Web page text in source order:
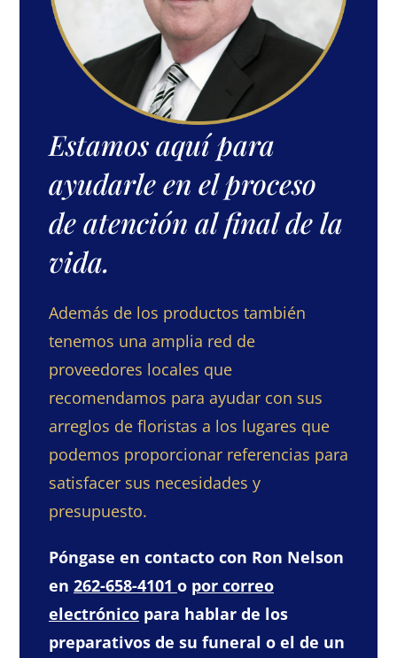
Estamos aquí para
ayudarle en el proceso
de atención al final de la
vida.
Además de los productos también
tenemos una amplia red de
proveedores locales que
recomendamos para ayudar con sus
arreglos de floristas a los lugares que
podemos proporcionar referencias para
satisfacer sus necesidades y
presupuesto.
Póngase en contacto con Ron Nelson
en 262-658-4101 o por correo
electrónicopara hablar de los
preparativos de su funeral o el de un